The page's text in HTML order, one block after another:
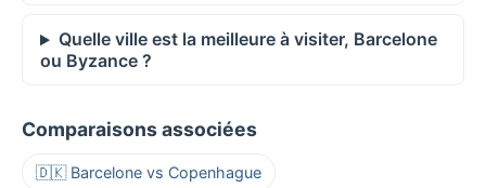
Quelle ville est la meilleure à visiter, Barcelone
ou Byzance ?
Comparaisons associées
🇩🇰 Barcelone vs Copenhague